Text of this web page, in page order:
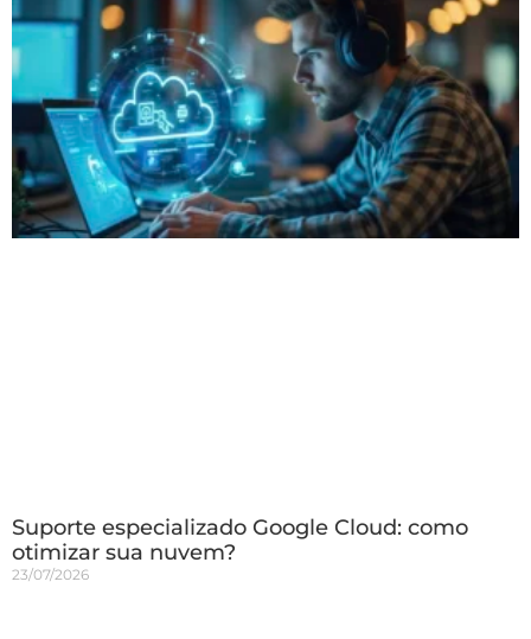
Suporte especializado Google Cloud: como
otimizar sua nuvem?
23/07/2026